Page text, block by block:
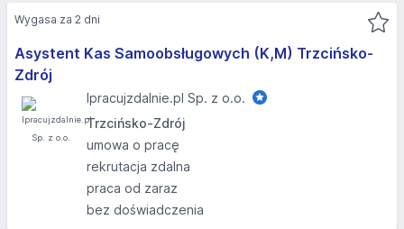
Asystent Kas Samoobsługowych (K,M) Trzcińsko-
Zdrój
Ipracujzdalnie.pl Sp. z o.o.
Trzcińsko-Zdrój
umowa o pracę
rekrutacja zdalna
praca od zaraz
bez doświadczenia
Wygasa za 2 dni